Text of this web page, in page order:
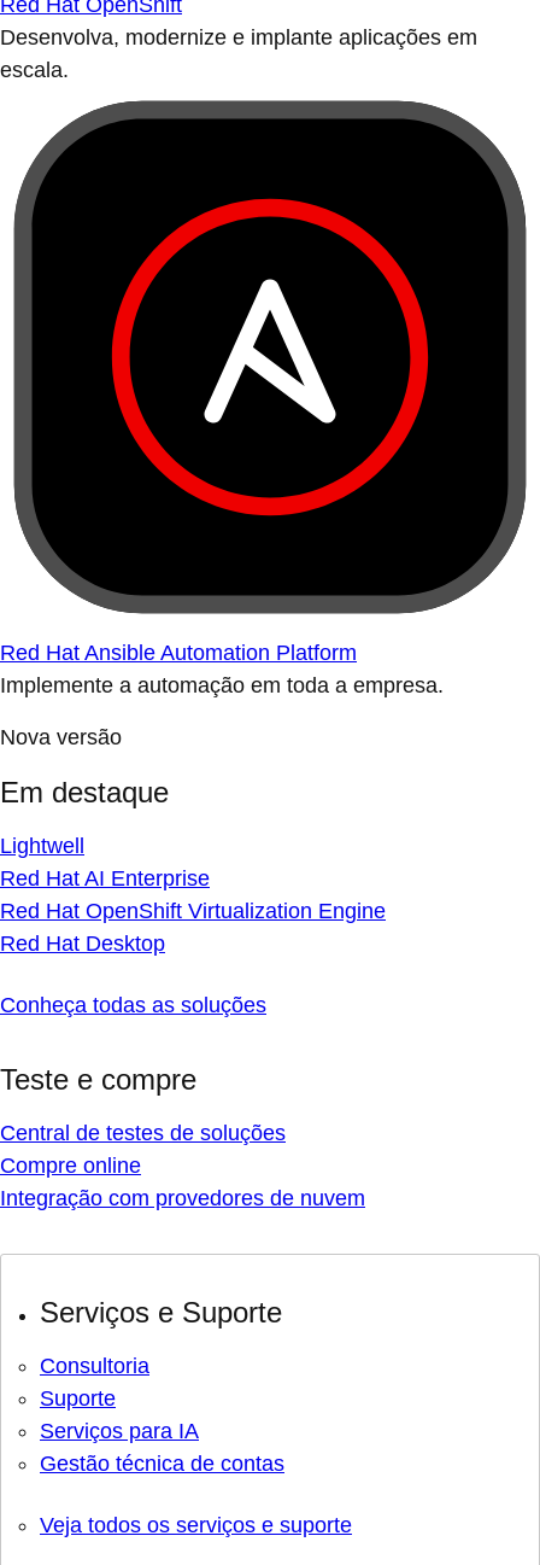
Red Hat OpenShift
Desenvolva, modernize e implante aplicações em
escala.
Red Hat Ansible Automation Platform
Implemente a automação em toda a empresa.
Nova versão
Em destaque
Lightwell
Red Hat AI Enterprise
Red Hat OpenShift Virtualization Engine
Red Hat Desktop
Conheça todas as soluções
Teste e compre
Central de testes de soluções
Compre online
Integração com provedores de nuvem
Serviços e Suporte
Consultoria
Suporte
Serviços para IA
Gestão técnica de contas
Veja todos os serviços e suporte